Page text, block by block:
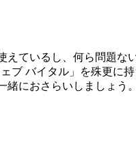
えているし、何ら問題
ブ バイタル」を殊更に
におさらいしましょう。